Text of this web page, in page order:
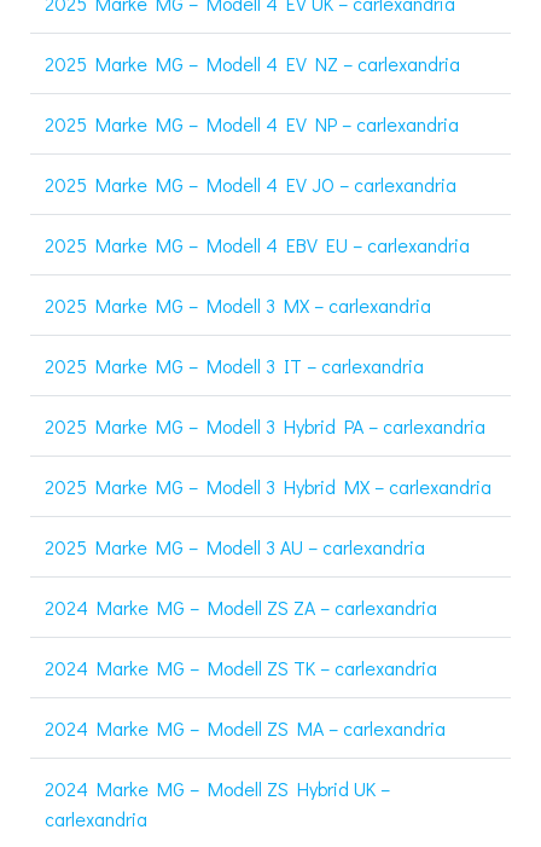
2025 Marke MG – Modell 4 EV NZ – carlexandria
2025 Marke MG – Modell 4 EV NP – carlexandria
2025 Marke MG – Modell 4 EV JO – carlexandria
2025 Marke MG – Modell 4 EBV EU – carlexandria
2025 Marke MG – Modell 3 MX – carlexandria
2025 Marke MG – Modell 3 IT – carlexandria
2025 Marke MG – Modell 3 Hybrid PA – carlexandria
2025 Marke MG – Modell 3 Hybrid MX – carlexandria
2025 Marke MG – Modell 3 AU – carlexandria
2024 Marke MG – Modell ZS ZA – carlexandria
2024 Marke MG – Modell ZS TK – carlexandria
2024 Marke MG – Modell ZS MA – carlexandria
2024 Marke MG – Modell ZS Hybrid UK –
carlexandria